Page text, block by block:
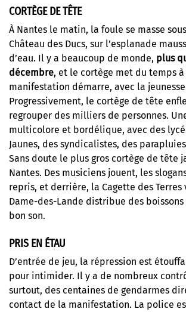
CORTÈGE DE TÊTE
À Nantes le matin, la foule se masse
Château des Ducs, sur l’esplanade
d’eau. Il y a beaucoup de monde, plus
décembre, et le cortège met du temps à
manifestation démarre, avec la jeunesse
Progressivement, le cortège de tête
regrouper des milliers de personnes.
multicolore et bordélique, avec des
Jaunes, des syndicalistes, des
Sans doute le plus gros cortège de tête
Nantes. Des musiciens jouent, les
repris, et derrière, la Cagette des Terres
Dame-des-Lande distribue des
bon son.
PRIS EN ÉTAU
D’entrée de jeu, la répression est
pour intimider. Il y a de nombreux
surtout, des centaines de gendarmes
contact de la manifestation. La police